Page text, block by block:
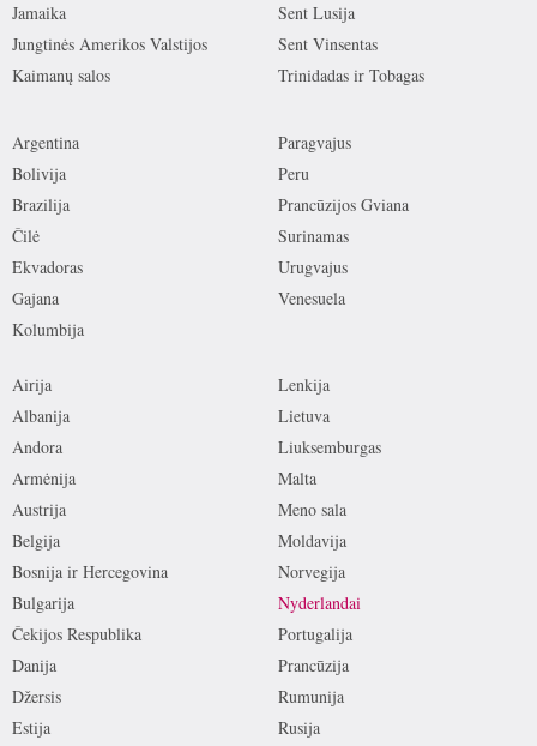
Jamaika
Jungtinės Amerikos Valstijos
Kaimanų salos
Sent Lusija
Sent Vinsentas
Trinidadas ir Tobagas
Argentina
Bolivija
Brazilija
Čilė
Ekvadoras
Gajana
Kolumbija
Paragvajus
Peru
Prancūzijos Gviana
Surinamas
Urugvajus
Venesuela
Airija
Albanija
Andora
Armėnija
Austrija
Belgija
Bosnija ir Hercegovina
Bulgarija
Čekijos Respublika
Danija
Džersis
Estija
Lenkija
Lietuva
Liuksemburgas
Malta
Meno sala
Moldavija
Norvegija
Nyderlandai
Portugalija
Prancūzija
Rumunija
Rusija